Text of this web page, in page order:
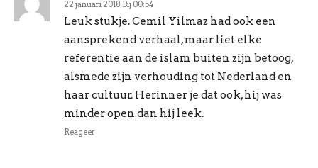
22 januari 2018 Bij 00:54
Leuk stukje. Cemil Yilmaz had ook een
aansprekend verhaal, maar liet elke
referentie aan de islam buiten zijn betoog,
alsmede zijn verhouding tot Nederland en
haar cultuur. Herinner je dat ook, hij was
minder open dan hij leek.
Reageer